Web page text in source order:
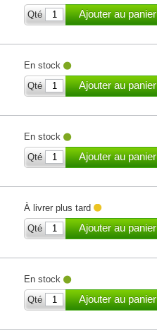
Qté
Ajouter au panier
En stock
Qté
Ajouter au panier
En stock
Qté
Ajouter au panier
À livrer plus tard
Qté
Ajouter au panier
En stock
Qté
Ajouter au panier